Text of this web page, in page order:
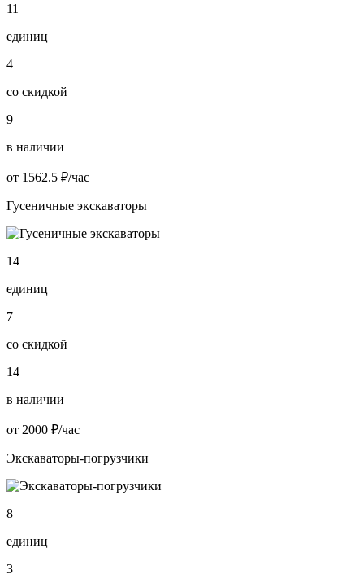
11
единиц
4
со скидкой
9
в наличии
от 1562.5 ₽/час
Гусеничные экскаваторы
14
единиц
7
со скидкой
14
в наличии
от 2000 ₽/час
Экскаваторы-погрузчики
8
единиц
3